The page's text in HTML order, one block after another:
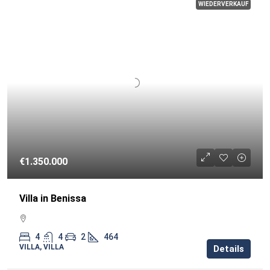
WIEDERVERKAUF
€1.350.000
Villa in Benissa
4 4 2 464
VILLA, VILLA Details